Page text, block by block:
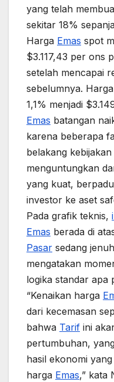
yang telah
sekitar 18%
Harga Emas spot
$3.117,43 per ons
setelah mencapai
sebelumnya. Harga
1,1% menjadi
Emas batangan
karena beberapa
belakang
menguntungkan
yang kuat,
investor ke aset
Pada grafik teknis,
Emas berada di
Pasar sedang
mengatakan
logika standar apa
“Kenaikan harga
dari kecemasan
bahwa Tarif ini
pertumbuhan,
hasil ekonomi
harga Emas,” kata